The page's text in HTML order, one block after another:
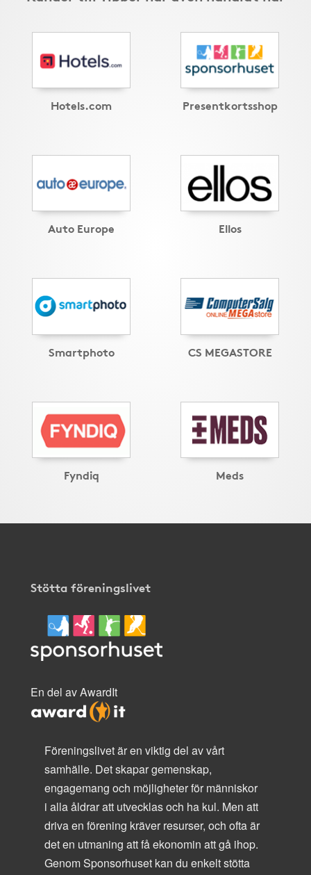
Hotels.com Presentkortsshop
Auto Europe Ellos
Smartphoto CS MEGASTORE
Fyndiq Meds
Stötta föreningslivet
En del av AwardIt
Föreningslivet är en viktig del av vårt
samhälle. Det skapar gemenskap,
engagemang och möjligheter för människor
i alla åldrar att utvecklas och ha kul. Men att
driva en förening kräver resurser, och ofta är
det en utmaning att få ekonomin att gå ihop.
Genom Sponsorhuset kan du enkelt stötta